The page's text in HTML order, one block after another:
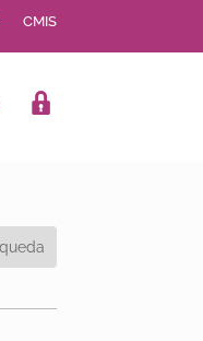
CMIS
LOGIN